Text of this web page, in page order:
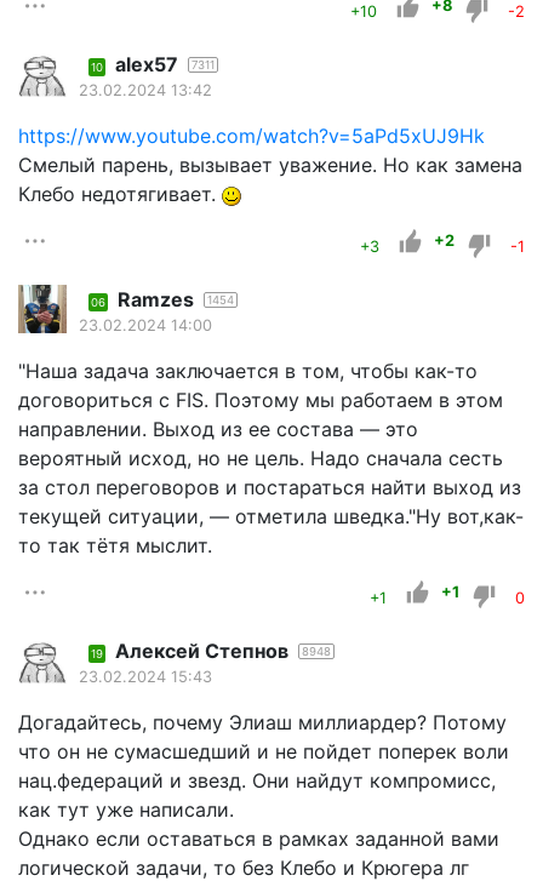
+10 +8 -2
10 alex57 7311
23.02.2024 13:42
https://www.youtube.com/watch?v=5aPd5xUJ9Hk
Смелый парень, вызывает уважение. Но как замена
Клебо недотягивает.
+3 +2 -1
06 Ramzes 1454
23.02.2024 14:00
"Наша задача заключается в том, чтобы как-то
договориться с FIS. Поэтому мы работаем в этом
направлении. Выход из ее состава — это
вероятный исход, но не цель. Надо сначала сесть
за стол переговоров и постараться найти выход из
текущей ситуации, — отметила шведка."Ну вот,как-
то так тётя мыслит.
+1 +1 0
19 Алексей Степнов 8948
23.02.2024 15:43
Догадайтесь, почему Элиаш миллиардер? Потому
что он не сумасшедший и не пойдет поперек воли
нац.федераций и звезд. Они найдут компромисс,
как тут уже написали.
Однако если оставаться в рамках заданной вами
логической задачи, то без Клебо и Крюгера лг